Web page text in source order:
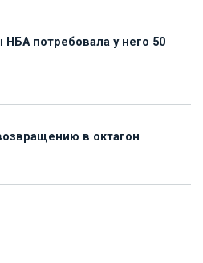
потребовала у него 50
в октагон